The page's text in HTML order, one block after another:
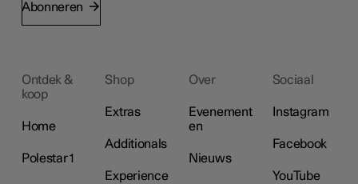
Abonneren
Ontdek &
koop
Home
Polestar 1
Shop
Extras
Additionals
Experience
Over
Evenement
en
Nieuws
Sociaal
Instagram
Facebook
YouTube